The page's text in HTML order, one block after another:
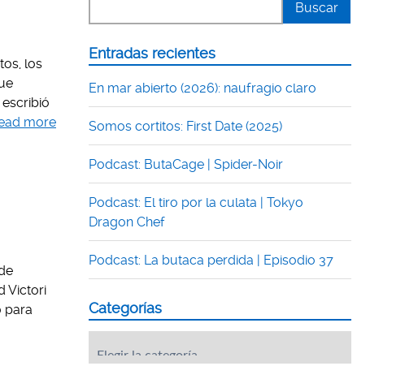
los
more
Victori
para
Entradas recientes
En mar abierto (2026): naufragio claro
Somos cortitos: First Date (2025)
Podcast: ButaCage | Spider-Noir
Podcast: El tiro por la culata | Tokyo
Dragon Chef
Podcast: La butaca perdida | Episodio 37
Categorías